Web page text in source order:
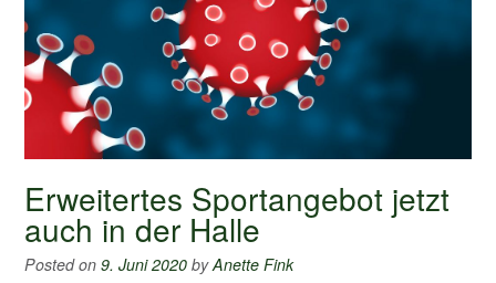
Erweitertes Sportangebot jetzt
auch in der Halle
Posted on 9. Juni 2020 byAnette Fink